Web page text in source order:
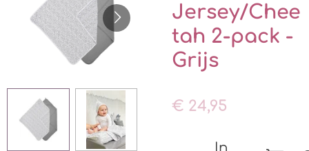
Jersey/Chee
tah 2-pack -
Grijs
€ 24,95